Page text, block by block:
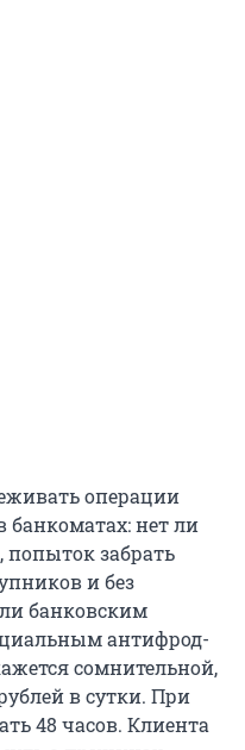
операции
банкоматах: нет ли
забрать
и без
банковским
антифрод-
сомнительной,
в сутки. При
48 часов. Клиента